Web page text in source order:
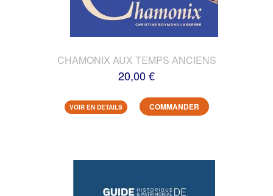
CHAMONIX AUX TEMPS ANCIENS
20,00 €
VOIR EN DETAILS COMMANDER